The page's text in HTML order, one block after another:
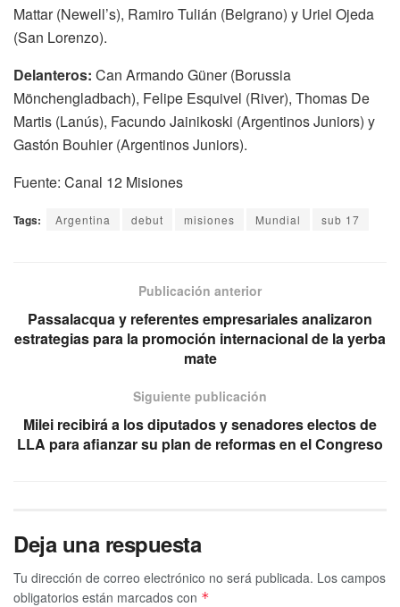
Mattar (Newell’s), Ramiro Tulián (Belgrano) y Uriel Ojeda
(San Lorenzo).
Delanteros: Can Armando Güner (Borussia
Mönchengladbach), Felipe Esquivel (River), Thomas De
Martis (Lanús), Facundo Jainikoski (Argentinos Juniors) y
Gastón Bouhier (Argentinos Juniors).
Fuente: Canal 12 Misiones
Tags: Argentina debut misiones Mundial sub 17
Publicación anterior
Passalacqua y referentes empresariales analizaron
estrategias para la promoción internacional de la yerba
mate
Siguiente publicación
Milei recibirá a los diputados y senadores electos de
LLA para afianzar su plan de reformas en el Congreso
Deja una respuesta
Tu dirección de correo electrónico no será publicada. Los campos
obligatorios están marcados con *